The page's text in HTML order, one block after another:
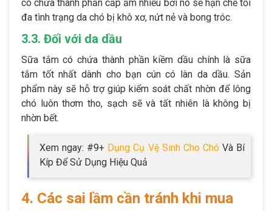
có chứa thành phần cấp ẩm nhiều bởi nó sẽ hạn chế tối
đa tình trạng da chó bị khô xơ, nứt nẻ và bong tróc.
3.3. Đối với da dầu
Sữa tắm có chứa thành phần kiềm dầu chính là sữa
tắm tốt nhất dành cho bạn cún có làn da dầu. Sản
phẩm này sẽ hỗ trợ giúp kiểm soát chất nhờn để lông
chó luôn thơm tho, sạch sẽ và tất nhiên là không bị
nhờn bết.
Xem ngay: #9+ Dụng Cụ Vệ Sinh Cho ChóVà Bí
Kíp Để Sử Dụng Hiệu Quả
4. Các sai lầm cần tránh khi mua